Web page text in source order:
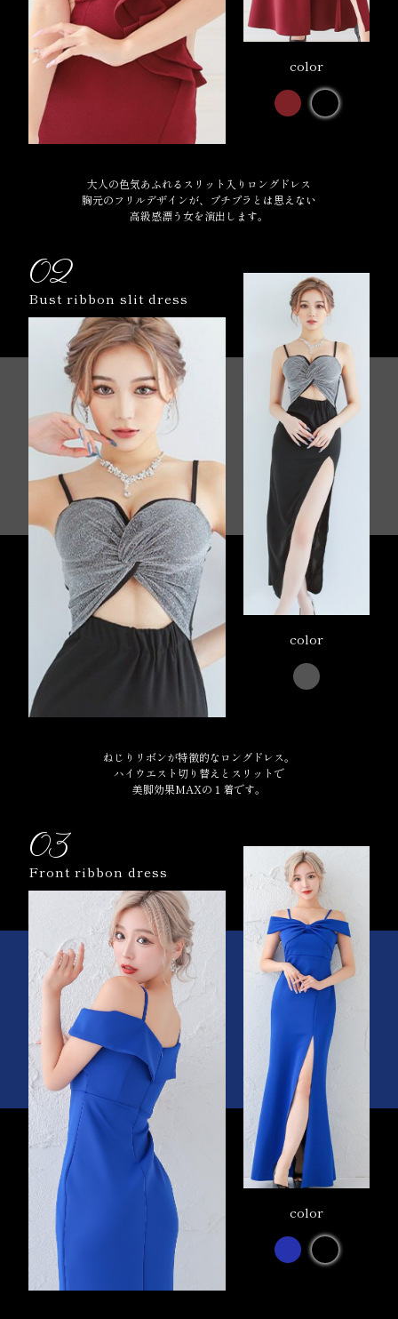
color
大人の色気あふれるスリット入りロングドレス
胸元のフリルデザインが、プチプラとは思えない
高級感漂う女を演出します。
02
Bust ribbon slit dress
color
ねじりリボンが特徴的なロングドレス。
ハイウエスト切り替えとスリットで
美脚効果MAXの１着です。
03
Front ribbon dress
color